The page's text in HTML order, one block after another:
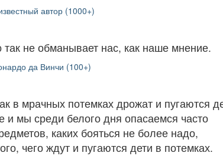
автор (1000+)
так не обманывает нас, как наше мнение.
да Винчи (100+)
в мрачных потемках дрожат и пугаются
и мы среди белого дня опасаемся часто
каких бояться не более надо,
чего ждут и пугаются дети в потемках.